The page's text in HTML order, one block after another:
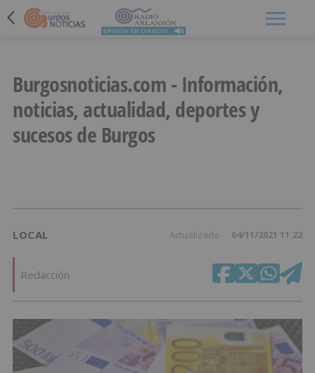
Burgosnoticias.com - Información,
noticias, actualidad, deportes y
sucesos de Burgos
LOCAL Actualizado 04/11/2021 11:22
Redacción